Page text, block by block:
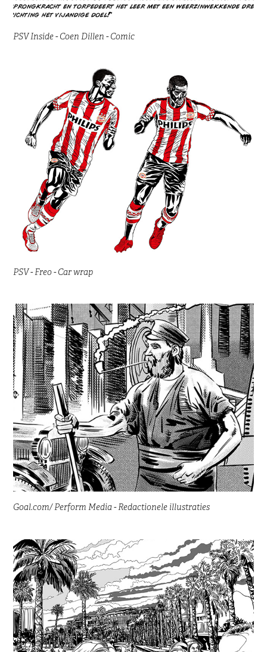
PSV Inside - Coen Dillen - Comic
PSV - Freo - Car wrap
Goal.com/ Perform Media - Redactionele illustraties